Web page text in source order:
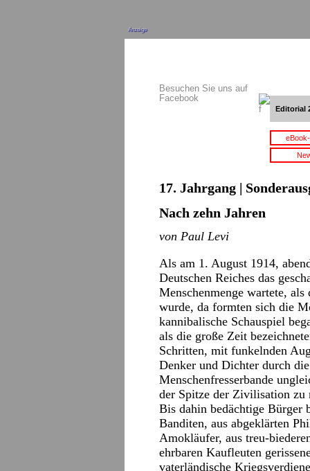
Anzeige
Besuchen Sie uns auf
Facebook
Editorial
17. Jahrgang |
Nach zehn Jahren
von Paul Levi
Als am 1. August 1914,
Deutschen Reiches das
Menschenmenge wartete,
wurde, da formten sich die
kannibalische Schauspiel
als die große Zeit
Schritten, mit funkelnden
Denker und Dichter durch
Menschenfresserbande
der Spitze der Zivilisation zu
Bis dahin bedächtige Bürger
Banditen, aus abgeklärten
Amokläufer, aus treu-
ehrbaren Kaufleuten
vaterländische